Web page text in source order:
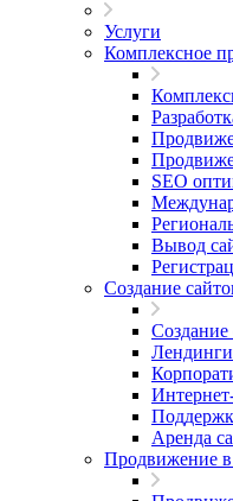
Услуги
Комплексное
SEO
Вывод
Создание
Создание
Аренда
Продвижение в